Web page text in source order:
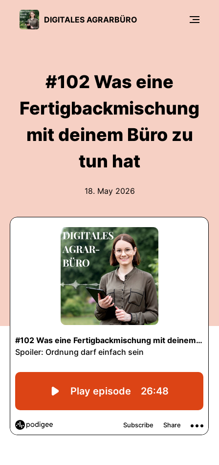
DIGITALES AGRARBÜRO
#102 Was eine
Fertigbackmischung
mit deinem Büro zu
tun hat
18. May 2026